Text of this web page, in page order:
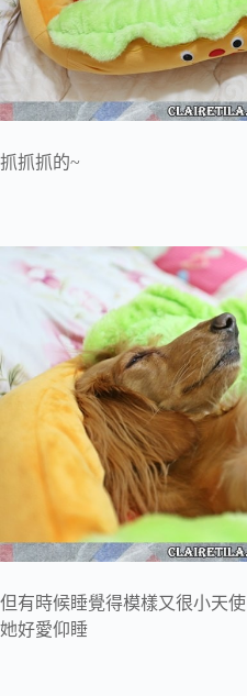
抓抓抓的~
但有時候睡覺得模樣又很小天使
她好愛仰睡